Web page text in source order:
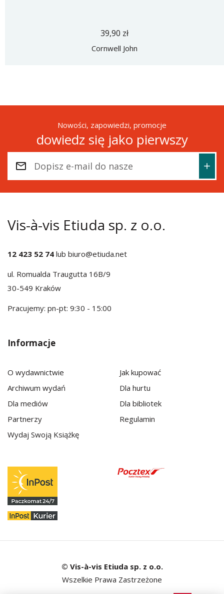
39,90 zł
Cornwell John
Nowości, zapowiedzi, promocje
dowiedz się jako pierwszy
Vis-à-vis Etiuda sp. z o.o.
12 423 52 74 lub biuro@etiuda.net
ul. Romualda Traugutta 16B/9
30-549 Kraków
Pracujemy: pn-pt: 9:30 - 15:00
Informacje
O wydawnictwie
Archiwum wydań
Dla mediów
Partnerzy
Wydaj Swoją Książkę
Jak kupować
Dla hurtu
Dla bibliotek
Regulamin
© Vis-à-vis Etiuda sp. z o.o.
Wszelkie Prawa Zastrzeżone